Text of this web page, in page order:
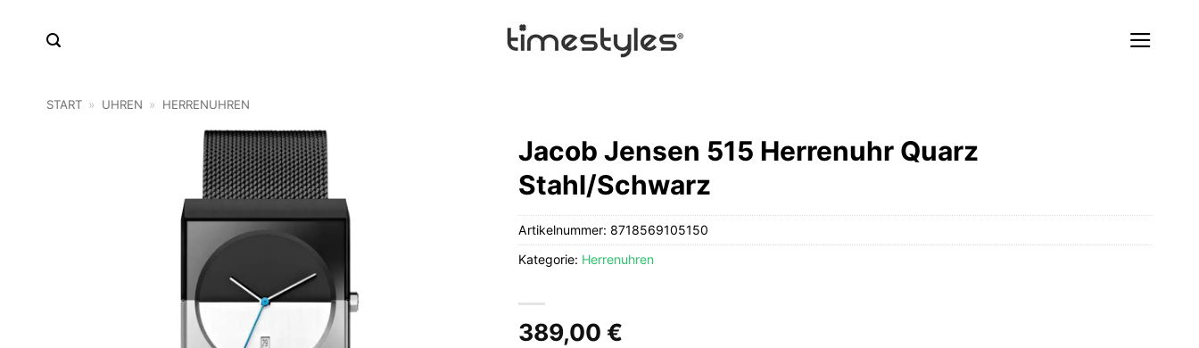
START » UHREN » HERRENUHREN
Jacob Jensen 515 Herrenuhr Quarz
Stahl/Schwarz
389,00 €
Artikelnummer: 8718569105150
Kategorie: Herrenuhren